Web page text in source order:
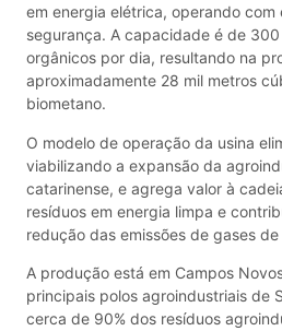
em energia elétrica, operando com
segurança. A capacidade é de
orgânicos por dia, resultando na
aproximadamente 28 mil metros
biometano.
O modelo de operação da usina
viabilizando a expansão da
catarinense, e agrega valor à
resíduos em energia limpa e
redução das emissões de gases
A produção está em Campos
principais polos agroindustriais de
cerca de 90% dos resíduos